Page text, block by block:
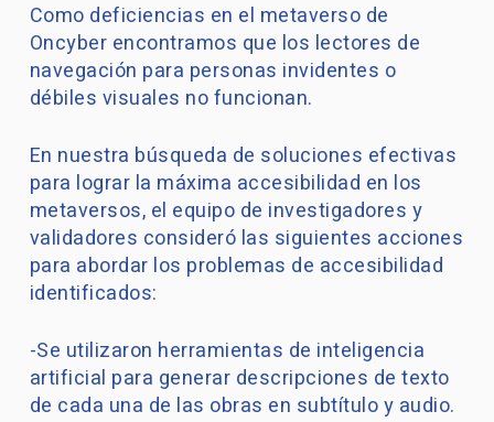
Como deficiencias en el metaverso de
Oncyber encontramos que los lectores de
navegación para personas invidentes o
débiles visuales no funcionan.
En nuestra búsqueda de soluciones efectivas
para lograr la máxima accesibilidad en los
metaversos, el equipo de investigadores y
validadores consideró las siguientes acciones
para abordar los problemas de accesibilidad
identificados:
-Se utilizaron herramientas de inteligencia
artificial para generar descripciones de texto
de cada una de las obras en subtítulo y audio.